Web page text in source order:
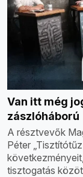
Van itt még
zászlóháború
A résztvevők
Péter
tisztogatás